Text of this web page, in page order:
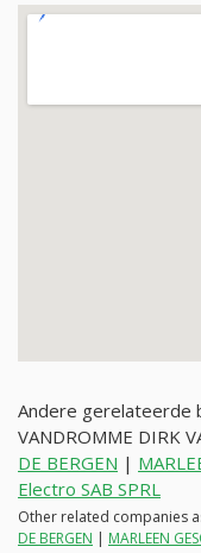
Andere gerelateerde
VANDROMME DIRK
DE BERGEN |
Electro SAB SPRL
Other related companies
DE BERGEN | MARLEEN